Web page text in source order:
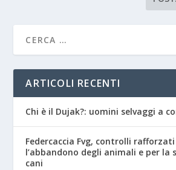
ARTICOLI RECENTI
Chi è il Dujak?: uomini selvaggi a
Federcaccia Fvg, controlli
l’abbandono degli animali e per la
cani